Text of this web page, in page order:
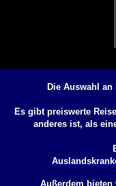
Die Auswahl
Es gibt preiswerte
anderes ist, als
Außerdem